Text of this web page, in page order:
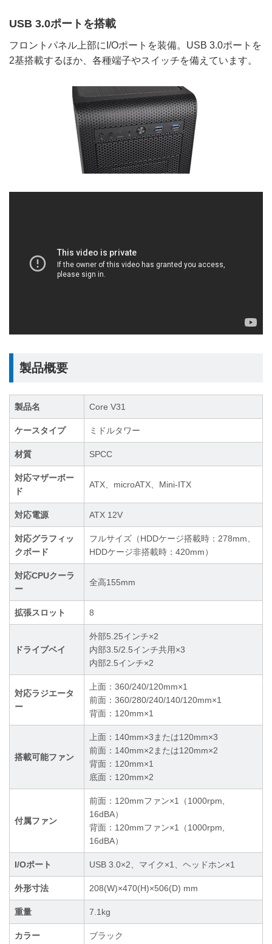
USB 3.0ポートを搭載
フロントパネル上部にI/Oポートを装備。USB 3.0ポートを
2基搭載するほか、各種端子やスイッチを備えています。
製品概要
製品名 Core V31
ケースタイプ ミドルタワー
材質 SPCC
対応マザーボー
ド
ATX、microATX、Mini-ITX
対応電源 ATX 12V
対応グラフィッ
クボード
フルサイズ（HDDケージ搭載時：278mm、
HDDケージ非搭載時：420mm）
対応CPUクーラ
ー
全高155mm
拡張スロット 8
ドライブベイ
外部5.25インチ×2
内部3.5/2.5インチ共用×3
内部2.5インチ×2
対応ラジエータ
ー
上面：360/240/120mm×1
前面：360/280/240/140/120mm×1
背面：120mm×1
搭載可能ファン
上面：140mm×3または120mm×3
前面：140mm×2または120mm×2
背面：120mm×1
底面：120mm×2
付属ファン
前面：120mmファン×1（1000rpm,
16dBA）
背面：120mmファン×1（1000rpm,
16dBA）
I/Oポート USB 3.0×2、マイク×1、ヘッドホン×1
外形寸法 208(W)×470(H)×506(D) mm
重量 7.1kg
カラー ブラック